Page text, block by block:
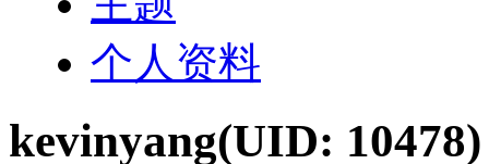
个人资料
kevinyang(UID: 10478)